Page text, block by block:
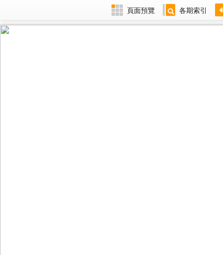
頁面預覽 各期索引